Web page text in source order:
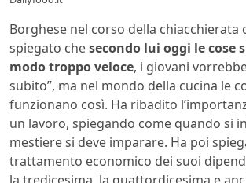
Borghese nel corso della chiacchierata
spiegato chesecondo lui oggi le cose
modo troppo veloce, i giovani
subito”, ma nel mondo della cucina le
funzionano così. Ha ribadito
un lavoro, spiegando come quando si
mestiere si deve imparare. Ha poi
trattamento economico dei suoi